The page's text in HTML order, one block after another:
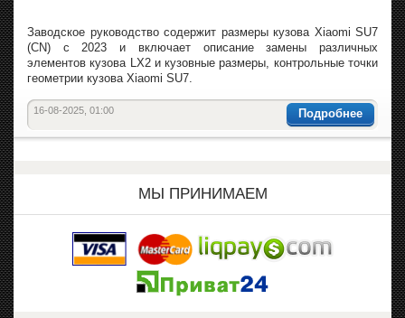
Заводское руководство содержит размеры кузова Xiaomi SU7
(CN) с 2023 и включает описание замены различных
элементов кузова LX2 и кузовные размеры, контрольные точки
геометрии кузова Xiaomi SU7.
Подробнее
16-08-2025, 01:00
МЫ ПРИНИМАЕМ